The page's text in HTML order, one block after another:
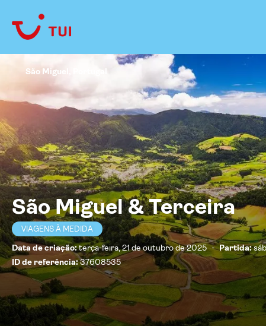
São Miguel & Terceira
VIAGENS À MEDIDA
Data de criação:terça-feira, 21 de outubro de 2025 - Partida:
ID de referência:37608535
São Miguel, Portugal